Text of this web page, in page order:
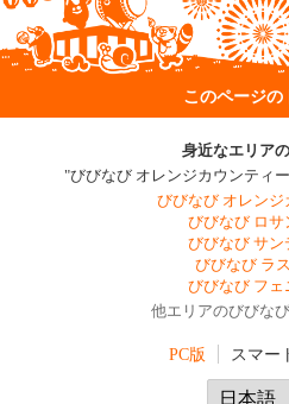
このページの
身近なエリア
"びびなび オレンジカウンティ
びびなび オレンジ
びびなび ロサ
びびなび サン
びびなび ラ
びびなび フェ
他エリアのびびな
PC版 スマー